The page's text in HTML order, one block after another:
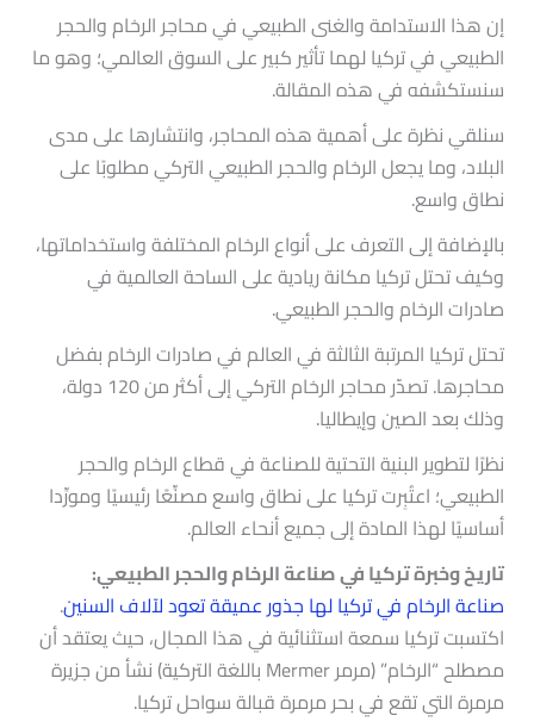
إن هذا الاستدامة والغنى الطبيعي في محاجر الرخام والحجر
الطبيعي في تركيا لهما تأثير كبير على السوق العالمي؛ وهو ما
سنستكشفه في هذه المقالة.
سنلقي نظرة على أهمية هذه المحاجر، وانتشارها على مدى
البلاد، وما يجعل الرخام والحجر الطبيعي التركي مطلوبًا على
نطاق واسع.
بالإضافة إلى التعرف على أنواع الرخام المختلفة واستخداماتها،
وكيف تحتل تركيا مكانة ريادية على الساحة العالمية في
صادرات الرخام والحجر الطبيعي.
تحتل تركيا المرتبة الثالثة في العالم في صادرات الرخام بفضل
محاجرها. تصدّر محاجر الرخام التركي إلى أكثر من 120 دولة،
وذلك بعد الصين وإيطاليا.
نظرًا لتطوير البنية التحتية للصناعة في قطاع الرخام والحجر
الطبيعي؛ اعتُبِرت تركيا على نطاق واسع مصنِّعًا رئيسيًا ومورِّدا
أساسيًا لهذا المادة إلى جميع أنحاء العالم.
تاريخ وخبرة تركيا في صناعة الرخام والحجر الطبيعي:
صناعة الرخام في تركيا لها جذور عميقة تعود لآلاف السنين.
اكتسبت تركيا سمعة استثنائية في هذا المجال، حيث يعتقد أن
مصطلح “الرخام” (مرمر Mermer باللغة التركية) نشأ من جزيرة
مرمرة التي تقع في بحر مرمرة قبالة سواحل تركيا.